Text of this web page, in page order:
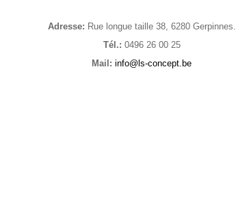
Adresse: Rue longue taille 38, 6280 Gerpinnes.
Tél.: 0496 26 00 25
Mail: info@ls-concept.be